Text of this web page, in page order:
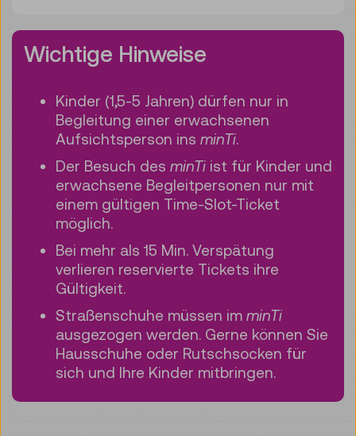
Wichtige Hinweise
Kinder (1,5-5 Jahren) dürfen nur in
Begleitung einer erwachsenen
Aufsichtsperson ins minTi.
Der Besuch des minTi ist für Kinder und
erwachsene Begleitpersonen nur mit
einem gültigen Time-Slot-Ticket
möglich.
Bei mehr als 15 Min. Verspätung
verlieren reservierte Tickets ihre
Gültigkeit.
Straßenschuhe müssen im minTi
ausgezogen werden. Gerne können Sie
Hausschuhe oder Rutschsocken für
sich und Ihre Kinder mitbringen.